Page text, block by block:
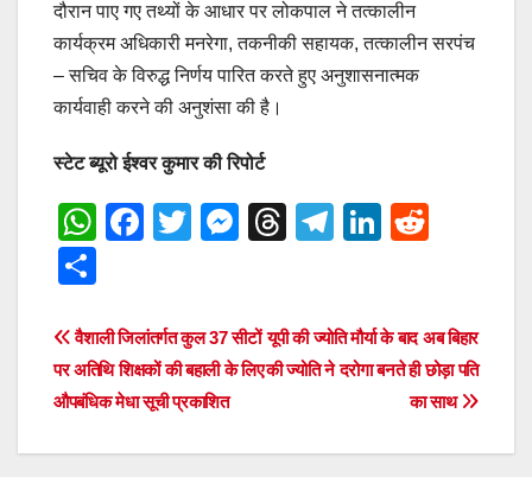
दौरान पाए गए तथ्यों के आधार पर लोकपाल ने तत्कालीन
कार्यक्रम अधिकारी मनरेगा, तकनीकी सहायक, तत्कालीन सरपंच
– सचिव के विरुद्ध निर्णय पारित करते हुए अनुशासनात्मक
कार्यवाही करने की अनुशंसा की है।
स्टेट ब्यूरो ईश्वर कुमार की रिपोर्ट
W
s
A
p
p
F
e
b
o
o
T
er
M
e
n
er
T
a
d
T
gr
a
Li
e
dI
di
t
ar
e
Post
navigation
यूपी की ज्योति मौर्या के बाद अब बिहार
की ज्योति ने दरोगा बनते ही छोड़ा पति
का साथ
वैशाली जिलांतर्गत कुल 37 सीटों
पर अतिथि शिक्षकों की बहाली के लिए
औपबंधिक मेधा सूची प्रकाशित